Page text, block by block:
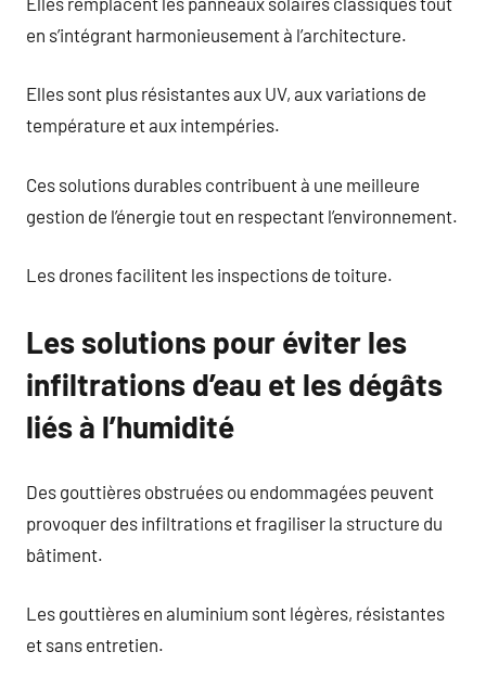
en s’intégrant harmonieusement à l’architecture.
Elles sont plus résistantes aux UV, aux variations de
température et aux intempéries.
Ces solutions durables contribuent à une meilleure
gestion de l’énergie tout en respectant l’environnement.
Les drones facilitent les inspections de toiture.
Les solutions pour éviter les
infiltrations d’eau et les dégâts
liés à l’humidité
Des gouttières obstruées ou endommagées peuvent
provoquer des infiltrations et fragiliser la structure du
bâtiment.
Les gouttières en aluminium sont légères, résistantes
et sans entretien.